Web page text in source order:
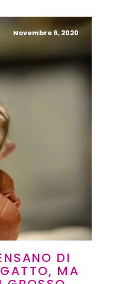
Novembre 6, 2020
DI
MA